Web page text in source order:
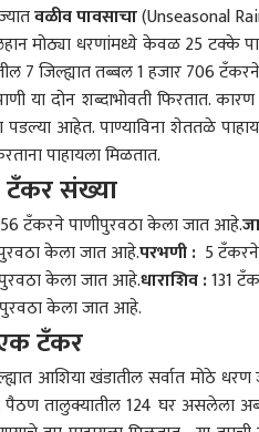
वळीव पावसाचा(Unseasonal
मोठ्या धरणांमध्ये केवळ 25 टक्के
7 जिल्ह्यात तब्बल 1 हजार 706
या दोन शब्दाभोवती फिरतात.
पडल्या आहेत. पाण्याविना शेततळे
पाहायला मिळतात.
टँकर संख्या
टँकरने पाणीपुरवठा केला जात आहे.
केला जात आहे.परभणी: 5
केला जात आहे.धाराशिव:131
केला जात आहे.
टँकर
आशिया खंडातील सर्वात मोठे
पैठण तालुक्यातील 124 घर असलेला